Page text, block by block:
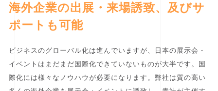
海外企業の出展・来場誘致、及びサ
ポートも可能
ビジネスのグローバル化は進んでいますが、日本の展示会・
イベントはまだまだ国際化できていないものが大半です。国
際化には様々なノウハウが必要になります。弊社は質の高い